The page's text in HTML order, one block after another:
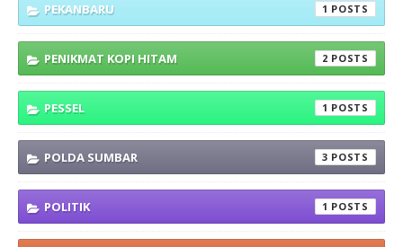
PEKANBARU 1
PENIKMAT KOPI HITAM 2
PESSEL 1
POLDA SUMBAR 3
POLITIK 1